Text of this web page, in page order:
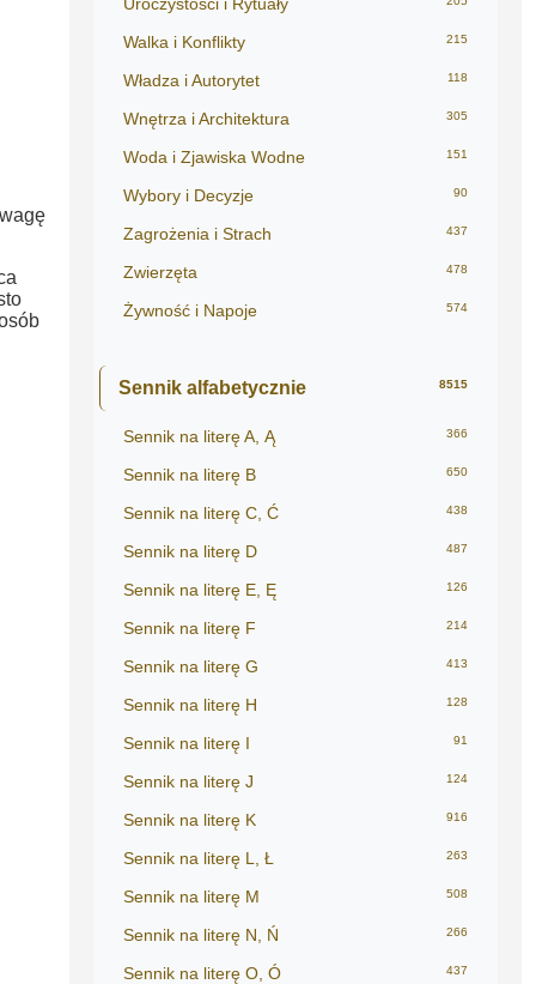
Walka i Konflikty 215
Władza i Autorytet 118
Wnętrza i Architektura 305
Woda i Zjawiska Wodne 151
Wybory i Decyzje 90
Zagrożenia i Strach 437
Zwierzęta 478
Żywność i Napoje 574
Sennik alfabetycznie 8515
Sennik na literę A, Ą 366
Sennik na literę B 650
Sennik na literę C, Ć 438
Sennik na literę D 487
Sennik na literę E, Ę 126
Sennik na literę F 214
Sennik na literę G 413
Sennik na literę H 128
Sennik na literę I 91
Sennik na literę J 124
Sennik na literę K 916
Sennik na literę L, Ł 263
Sennik na literę M 508
Sennik na literę N, Ń 266
Sennik na literę O, Ó 437